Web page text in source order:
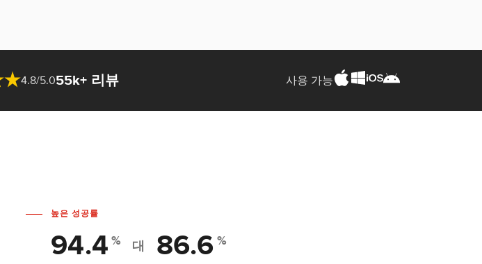
4.8/5.055k+ 리뷰 사용 가능
높은 성공률
94.4 % 대 86.6 %